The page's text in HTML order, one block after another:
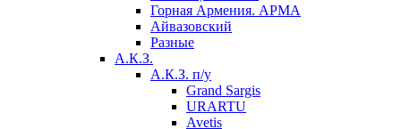
Горная Армения. АРМА
Айвазовский
Разные
А.К.З.
А.К.З. п/у
Grand Sargis
URARTU
Avetis